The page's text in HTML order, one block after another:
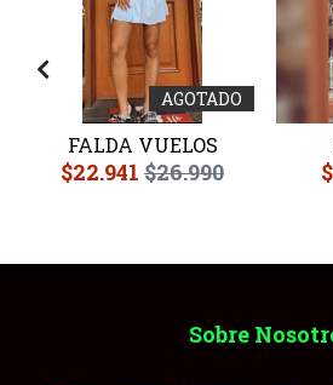
AGOTADO
FALDA VUELOS
$22.941 $26.990
Sobre